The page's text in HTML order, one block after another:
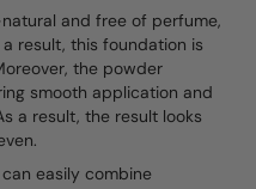
and free of perfume,
result, this foundation is
the powder
smooth application and
a result, the result looks
easily combine